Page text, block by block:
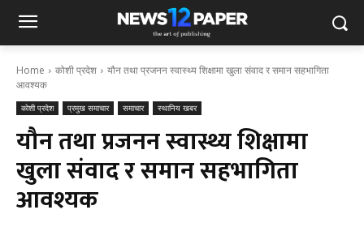
Home कोशी प्रदेश
यौन तथा प्रजनन स्वास्थ्य शिक्षामा खुला संवाद र समान सहभागिता
आवश्यक
कोशी प्रदेश प्रमुख समाचार समाचार स्थानिय खबर
यौन तथा प्रजनन स्वास्थ्य शिक्षामा
खुला संवाद र समान सहभागिता
आवश्यक